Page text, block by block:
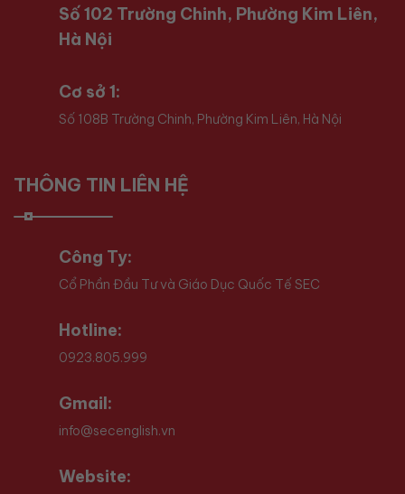
Số 102 Trường Chinh, Phường Kim Liên,
Hà Nội
Cơ sở 1:
Số 108B Trường Chinh, Phường Kim Liên, Hà Nội
THÔNG TIN LIÊN HỆ
Công Ty:
Cổ Phần Đầu Tư và Giáo Dục Quốc Tế SEC
Hotline:
0923.805.999
Gmail:
info@secenglish.vn
Website: